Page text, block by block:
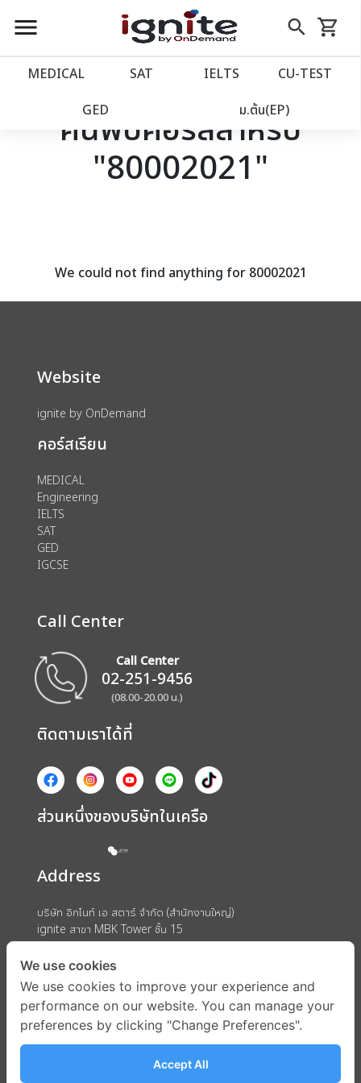
close
account_balance หน้าแรก
เว็บไซต์อิกไนท์
โปรโมชั่น
assignment ลงทะเบียน
menu search
Skip
to
shopping_cart
รถเข็น
MEDICAL SAT IELTS CU‑TEST
GED ม.ต้น(EP)
ค้นพบคอร์สสำหรับ
"80002021"
We could not find anything for 80002021
Website
ignite by OnDemand
คอร์สเรียน
MEDICAL
Engineering
IELTS
SAT
GED
IGCSE
Call Center
Call Center
02-251-9456
(08.00-20.00 น.)
ติดตามเราได้ที่
ส่วนหนึ่งของบริษัทในเครือ
Address
บริษัท อิกไนท์ เอ สตาร์ จำกัด (สำนักงานใหญ่)
ignite สาขา MBK Tower ชั้น 15
ถนนพญาไท แขวงวังใหม่ เขตปทุมวัน กรุงเทพมหานคร 10330
We use cookies
We use cookies to improve your experience and
performance on our website. You can manage your
preferences by clicking "Change Preferences".
Accept All